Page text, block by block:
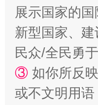
展示国家的
新型国家、
民众/全民勇
③ 如你所反
或不文明用